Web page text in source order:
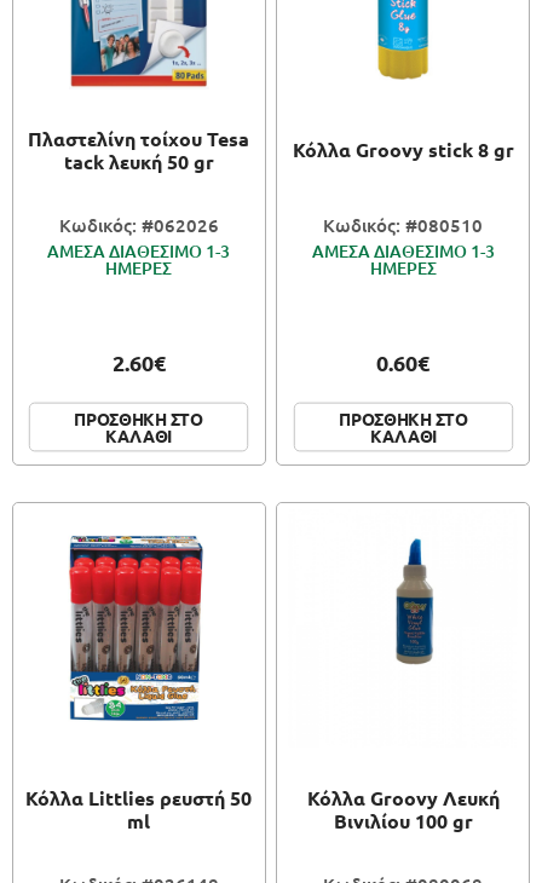
Πλαστελίνη τοίχου Tesa
tack λευκή 50 gr
Κωδικός: #062026
ΑΜΕΣΑ ΔΙΑΘΕΣΙΜΟ 1-3
ΗΜΕΡΕΣ
2.60€
ΠΡΟΣΘΗΚΗ ΣΤΟ
ΚΑΛΑΘΙ
Κόλλα Groovy stick 8 gr
Κωδικός: #080510
ΑΜΕΣΑ ΔΙΑΘΕΣΙΜΟ 1-3
ΗΜΕΡΕΣ
0.60€
ΠΡΟΣΘΗΚΗ ΣΤΟ
ΚΑΛΑΘΙ
Κόλλα Littlies ρευστή 50
ml
Κόλλα Groovy Λευκή
Βινιλίου 100 gr